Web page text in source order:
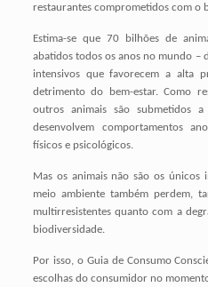
restaurantes comprometidos com o
Estima-se que 70 bilhões de
abatidos todos os anos no mundo –
intensivos que favorecem a alta
detrimento do bem-estar. Como
outros animais são submetidos
desenvolvem comportamentos
físicos e psicológicos.
Mas os animais não são os únicos
meio ambiente também perdem,
multirresistentes quanto com a
biodiversidade.
Por isso, o Guia de Consumo
escolhas do consumidor no